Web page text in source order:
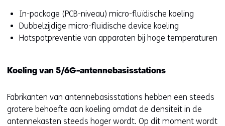
In-package (PCB-niveau) micro-fluïdische koeling
Dubbelzijdige micro-fluïdische device koeling
Hotspotpreventie van apparaten bij hoge temperaturen
Koeling van 5/6G-antennebasisstations
Fabrikanten van antennebasisstations hebben een steeds
grotere behoefte aan koeling omdat de densiteit in de
antennekasten steeds hoger wordt. Op dit moment wordt